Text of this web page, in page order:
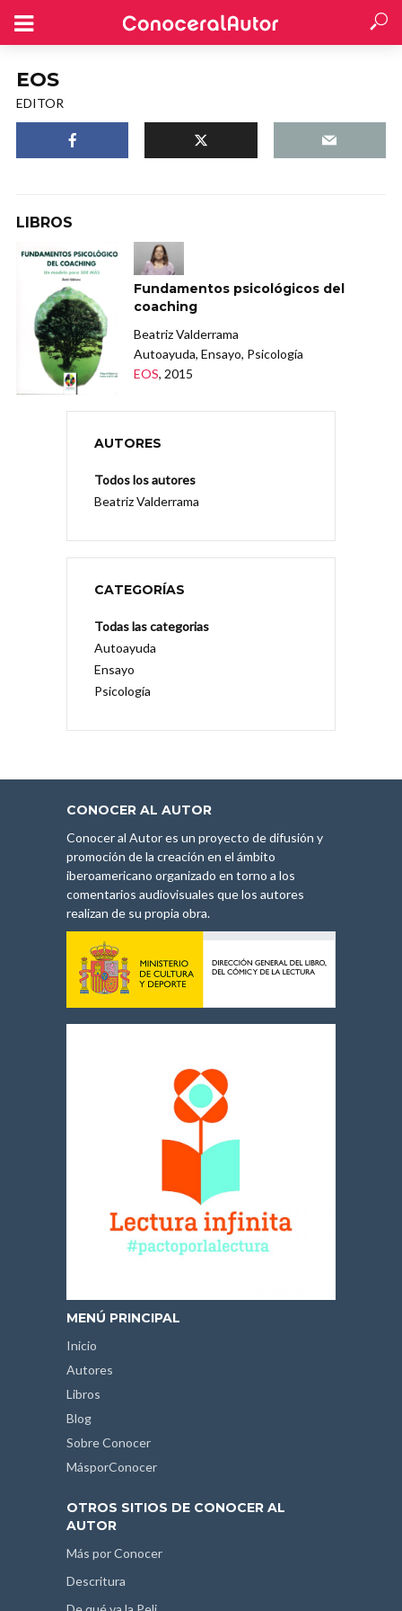
EOS
EDITOR
LIBROS
Fundamentos psicológicos del
coaching
Beatriz Valderrama
Autoayuda, Ensayo, Psicología
EOS, 2015
AUTORES
Todos los autores
Beatriz Valderrama
CATEGORÍAS
Todas las categorias
Autoayuda
Ensayo
Psicología
CONOCER AL AUTOR
Conocer al Autor es un proyecto de difusión y
promoción de la creación en el ámbito
iberoamericano organizado en torno a los
comentarios audiovisuales que los autores
realizan de su propia obra.
MENÚ PRINCIPAL
Inicio
Autores
Libros
Blog
Sobre Conocer
MásporConocer
OTROS SITIOS DE CONOCER AL
AUTOR
Más por Conocer
Descritura